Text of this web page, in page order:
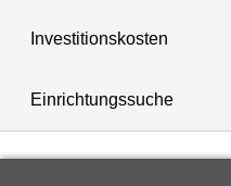
Investitionskosten
Einrichtungssuche